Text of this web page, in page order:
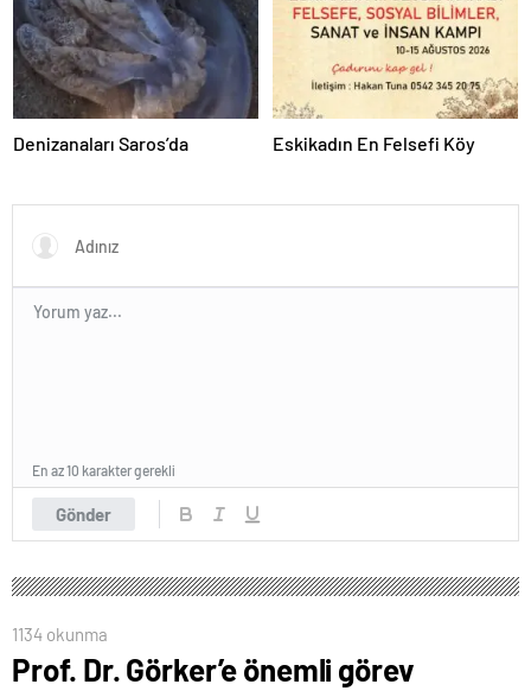
Denizanaları Saros’da Eskikadın En Felsefi Köy
Gönder
En az 10 karakter gerekli
1134 okunma
Prof. Dr. Görker’e önemli görev